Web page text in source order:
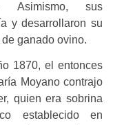
Asimismo, sus
y desarrollaron su
ganado ovino.
1870, el entonces
Moyano contrajo
quien era sobrina
establecido en